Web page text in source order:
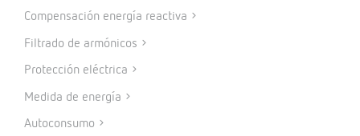
Compensación energía reactiva
Filtrado de armónicos
Protección eléctrica
Medida de energía
Autoconsumo